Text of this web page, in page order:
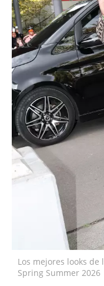
Los mejores looks de
Spring Summer 2026